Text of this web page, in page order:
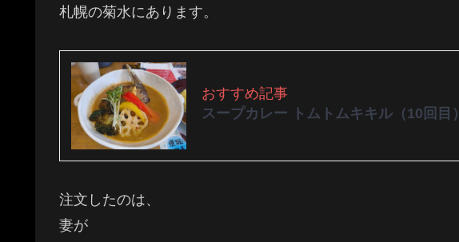
札幌の菊水にあります。
おすすめ記事
スープカレー トムトムキキル（10回目）
注文したのは、
妻が